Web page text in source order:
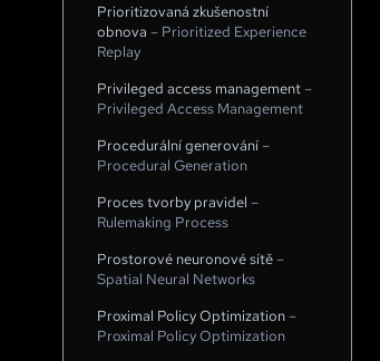
Prioritizovaná zkušenostní
obnova – Prioritized Experience
Replay
Privileged access management–
Privileged Access Management
Procedurální generování–
Procedural Generation
Proces tvorby pravidel –
Rulemaking Process
Prostorové neuronové sítě–
Spatial Neural Networks
Proximal Policy Optimization–
Proximal Policy Optimization